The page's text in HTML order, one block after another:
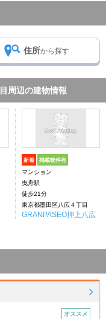
住所から探す
周辺の建物情報
新着 掲載物件有
マンション
曳舟駅
徒歩21分
東京都墨田区八広４丁目
GRANPASEO押上八広
オススメ